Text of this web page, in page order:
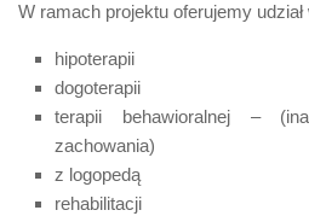
W ramach projektu oferujemy
hipoterapii
dogoterapii
terapii behawioralnej –
zachowania)
z logopedą
rehabilitacji